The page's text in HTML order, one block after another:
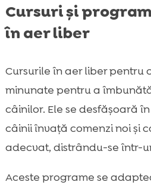
Cursuri și
în aer liber
Cursurile în aer liber pentru
minunate pentru a
câinilor. Ele se desfășoară
câinii învață comenzi noi și
adecvat, distrându-se într-
Aceste programe se